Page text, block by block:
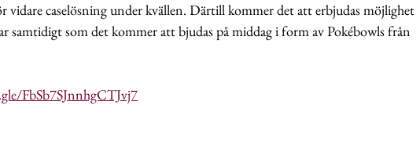
vidare caselösning under kvällen. Därtill kommer det att erbjudas möjlighet
samtidigt som det kommer att bjudas på middag i form av Pokébowls från
FbSb7SJnnhgCTJvj7